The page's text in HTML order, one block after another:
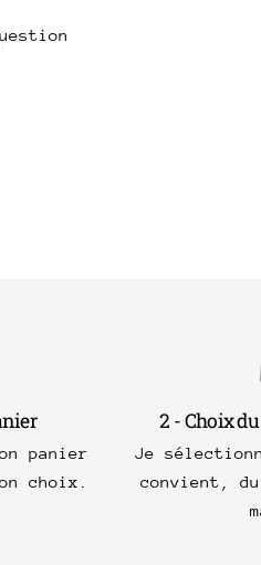
panier
choix.
2 - Choix
Je
convient,